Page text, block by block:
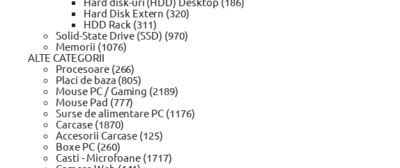
Hard Disk Extern (320)
HDD Rack (311)
Solid-State Drive (SSD) (970)
Memorii (1076)
ALTE CATEGORII
Procesoare (266)
Placi de baza (805)
Mouse PC / Gaming (2189)
Mouse Pad (777)
Surse de alimentare PC (1176)
Carcase (1870)
Accesorii Carcase (125)
Boxe PC (260)
Casti - Microfoane (1717)
Plata online prin card
Suport rate
Confidentialitate
Cumparaturi
Contul meu / Înregistrare cont
Cum cumpar?
Cum platesc?
Garantie si returnare
Mod de livrare